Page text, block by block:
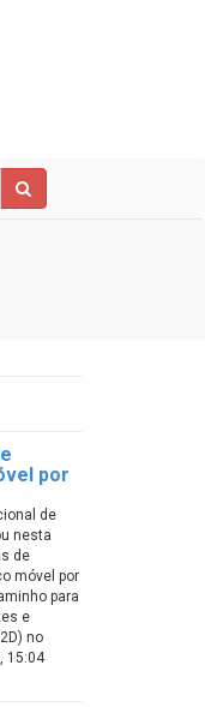
por
de
nesta
de
móvel por
para
e
no
15:04